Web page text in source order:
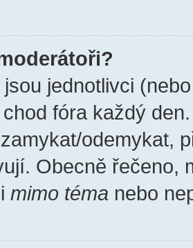
jednotlivci
fóra každý
odemykat,
Obecně řečeno,
mimo téma nebo